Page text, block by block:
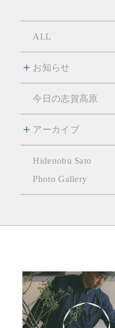
ALL
お知らせ
今日の志賀高原
アーカイブ
Hidenobu Sato
Photo Gallery